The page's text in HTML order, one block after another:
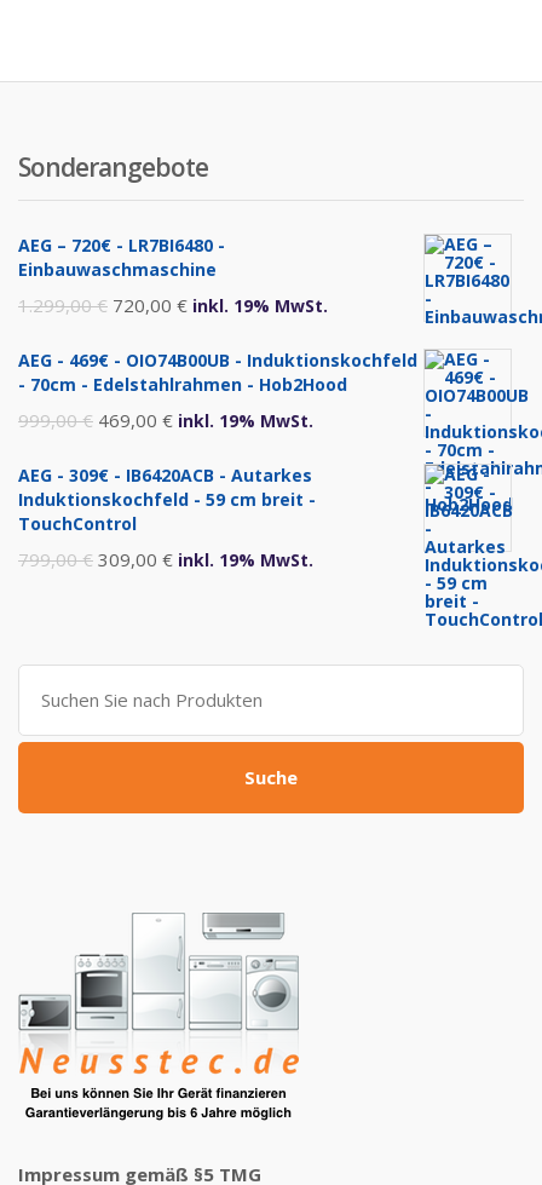
Sonderangebote
AEG – 720€ - LR7BI6480 -
Einbauwaschmaschine
1.299,00€ Ursprünglicher
war:
720,00 €Aktueller
ist:
inkl. 19% MwSt.
AEG - 469€ - OIO74B00UB - Induktionskochfeld
- 70cm - Edelstahlrahmen - Hob2Hood
999,00€ Ursprünglicher
war:
999,00 €
469,00 €Aktueller
ist:
inkl. 19% MwSt.
AEG - 309€ - IB6420ACB - Autarkes
Induktionskochfeld - 59 cm breit -
TouchControl
799,00€ Ursprünglicher
799,00 €
309,00 €Aktueller
309,00 €.
inkl. 19% MwSt.
Suche
nach:
Suche
Impressum gemäß §5 TMG